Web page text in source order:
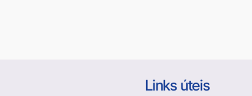
Links úteis